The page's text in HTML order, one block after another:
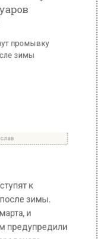
к
предупредили